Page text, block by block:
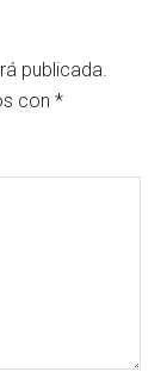
publicada.
con*